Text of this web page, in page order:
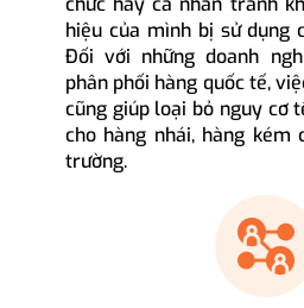
hiệu của mình bị sử dụng
Đối với những doanh
phân phối hàng quốc tế,
cũng giúp loại bỏ nguy cơ
cho hàng nhái, hàng
trường.